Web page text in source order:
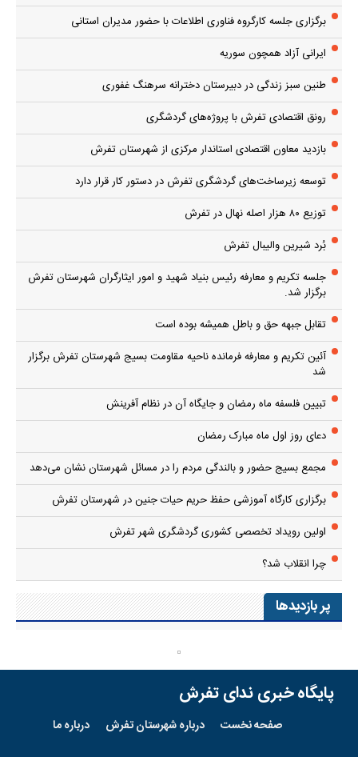
برگزاری جلسه کارگروه فناوری اطلاعات با حضور مدیران استانی
ایرانی آزاد همچون سوریه
طنین سبز زندگی در دبیرستان دخترانه سرهنگ غفوری
رونق اقتصادی تفرش با پروژه‌های گردشگری
بازدید معاون اقتصادی استاندار مرکزی از شهرستان تفرش
توسعه زیرساخت‌های گردشگری تفرش در دستور کار قرار دارد
توزیع ۸۰ هزار اصله نهال در تفرش
بُرد شیرین والیبال تفرش
جلسه تکریم و معارفه رئیس بنیاد شهید و امور ایثارگران شهرستان تفرش
برگزار شد.
تقابل جبهه حق و باطل همیشه بوده است
آئین تکریم و معارفه فرمانده ناحیه مقاومت بسیج شهرستان تفرش برگزار
شد
تبیین فلسفه ماه رمضان و جایگاه آن در نظام آفرینش
دعای روز اول ماه مبارک رمضان
مجمع بسیج حضور و بالندگی مردم را در مسائل شهرستان نشان می‌دهد
برگزاری کارگاه آموزشی حفظ حریم حیات جنین در شهرستان تفرش
اولین رویداد تخصصی کشوری گردشگری شهر تفرش
چرا انقلاب شد؟
پر بازدیدها
پایگاه خبری ندای تفرش
صفحه نخست درباره شهرستان تفرش درباره ما